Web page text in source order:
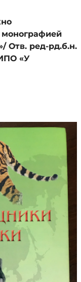
монографией
Отв. ред-рд.б.н.
«У